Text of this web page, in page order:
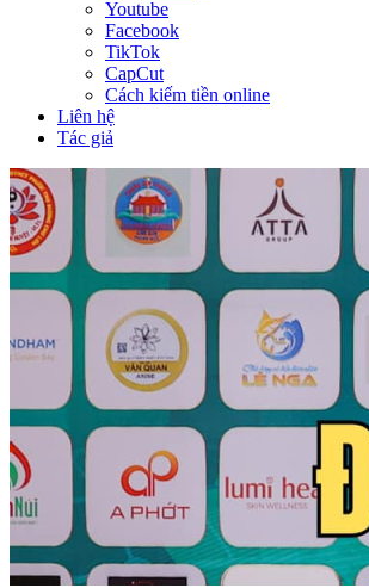
Youtube
Facebook
TikTok
CapCut
Cách kiếm tiền online
Liên hệ
Tác giả